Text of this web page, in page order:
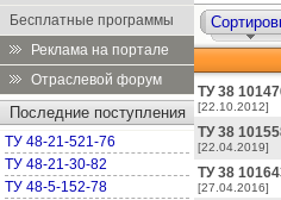
Бесплатные программы
Реклама на портале
Отраслевой форум
Последние поступления
ТУ 48-21-521-76
ТУ 48-21-30-82
ТУ 48-5-152-78
ТУ 38
[22.10.2012]
ТУ 38
[22.04.2019]
ТУ 38
[27.04.2016]